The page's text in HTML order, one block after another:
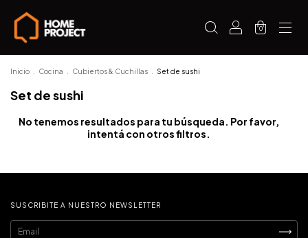
0
Inicio Cocina Cubiertos & Cuchillas Set de sushi
Set de sushi
No tenemos resultados para tu búsqueda. Por favor,
intentá con otros filtros.
SUSCRIBITE A NUESTRO NEWSLETTER